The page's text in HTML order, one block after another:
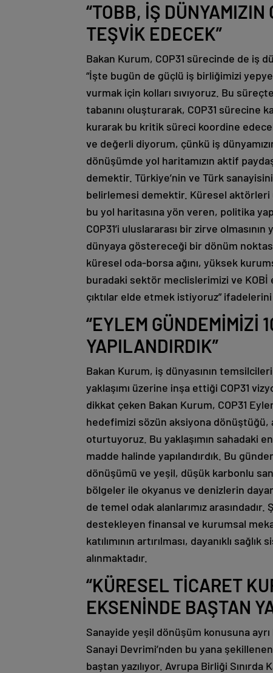
“TOBB, İŞ
TEŞVİK EDECEK”
Bakan Kurum, COP31 sürecinde de iş
“İşte bugün de güçlü iş birliğimizi
vurmak için kolları sıvıyoruz. Bu
tabanını oluşturarak, COP31 sürecine
kurarak bu kritik süreci koordine
ve değerli diyorum, çünkü iş
dönüşümde yol haritamızın aktif
demektir. Türkiye’nin ve Türk
belirlemesi demektir. Küresel aktörleri
bu yol haritasına yön veren, politika
COP31’i uluslararası bir zirve
dünyaya göstereceği bir dönüm
küresel oda-borsa ağını, yüksek
buradaki sektör meclislerimizi ve KOBİ
çıktılar elde etmek istiyoruz” ifadelerini
“EYLEM GÜNDEMİMİZİ
YAPILANDIRDIK”
Bakan Kurum, iş dünyasının
yaklaşımı üzerine inşa ettiği COP31
dikkat çeken Bakan Kurum, COP31
hedefimizi sözün aksiyona dönüştüğü,
oturtuyoruz. Bu yaklaşımın sahadaki
madde halinde yapılandırdık. Bu
dönüşümü ve yeşil, düşük karbonlu
bölgeler ile okyanus ve denizlerin
de temel odak alanlarımız
destekleyen finansal ve kurumsal
katılımının artırılması, dayanıklı
alınmaktadır.
“KÜRESEL TİCARET
EKSENİNDE BAŞTAN
Sanayide yeşil dönüşüm konusuna
Sanayi Devrimi’nden bu yana
baştan yazılıyor. Avrupa Birliği Sınırda